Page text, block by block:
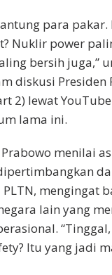
para pakar.
Nuklir power
bersih juga,”
diskusi Presiden
2) lewat
lama ini.
menilai
mengingat
lain yang
Itu yang jadi